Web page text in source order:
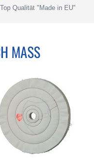
Top Qualität "Made in EU"
MASS